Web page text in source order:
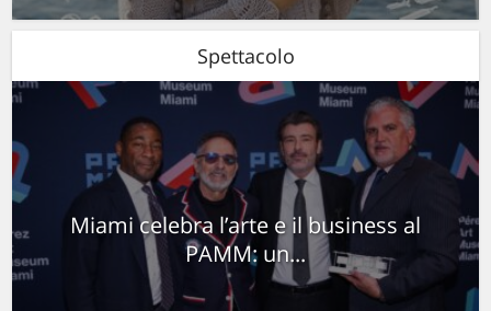
Spettacolo
Miami celebra l’arte e il business al
PAMM: un...